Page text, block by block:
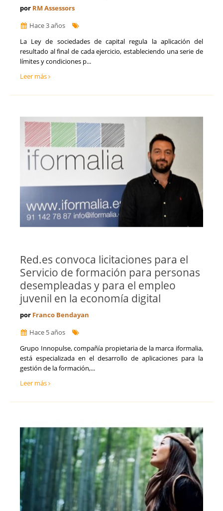
Santa Cruz de Tenerife
Segovia
Soria
Tarragona
Teruel
Toledo
Zamora
Zaragoza
Responsabilidad Social Empresarial
Seguridad Alimentaria
Seguros
Talento, Recursos Humanos y selección de personal
Tecnología, Software e IA
por RM Assessors
Hace 3 años
​La Ley de sociedades de capital regula la aplicación del
resultado al final de cada ejercicio, estableciendo una serie de
límites y condiciones p...
Leer más
Red.es convoca licitaciones para el
Servicio de formación para personas
desempleadas y para el empleo
juvenil en la economía digital
por Franco Bendayan
Hace 5 años
Grupo Innopulse, compañía propietaria de la marca iformalia,
está especializada en el desarrollo de aplicaciones para la
gestión de la formación,...
Leer más